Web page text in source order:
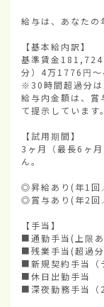
給与は、あなたの
【基本給内訳】
基準賃金
分）4万1776円〜
※30時間超過分は
給与内金額は、
て提示しています。
【試用期間】
3ヶ月（最長6ヶ
ん。
◎昇給あり(年1回
◎賞与あり(年2回
【手当】
■通勤手当(上限
■残業手当(超過
■新規契約手当（
■休日出勤手当
■深夜勤務手当（